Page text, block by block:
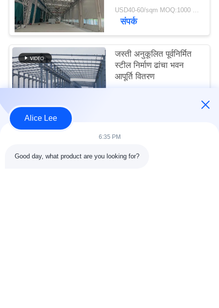
USD40-60/sqm MOQ:1000 वर्गमीटर
संपर्क
जस्ती अनुकूलित पूर्वनिर्मित
स्टील निर्माण ढांचा भवन
आपूर्ति वितरण
Alice Lee
6:35 PM
Good day, what product are you looking for?